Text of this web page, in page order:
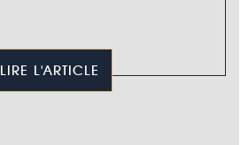
LIRE L'ARTICLE